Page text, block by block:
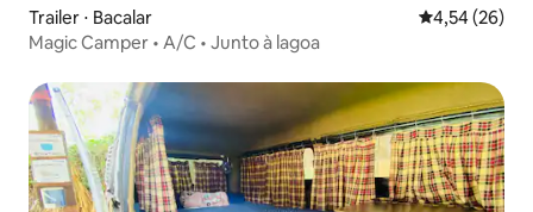
Trailer ⋅ Bacalar 4,54 de uma
4,54 (26)
Magic Camper • A/C • Junto à lagoa